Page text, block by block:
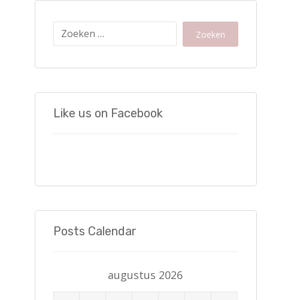
Zoeken
Like us on Facebook
Posts Calendar
augustus 2026